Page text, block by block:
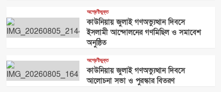
অশ্রেণীভুক্ত
কাউনিয়ায় জুলাই গণঅভ্যুত্থান দিবসে
ইসলামী আন্দোলনের গণমিছিল ও সমাবেশ
অনুষ্ঠিত
অশ্রেণীভুক্ত
কাউনিয়ায় জুলাই গণঅভ্যুত্থান দিবসে
আলোচনা সভা ও পুরস্কার বিতরণ